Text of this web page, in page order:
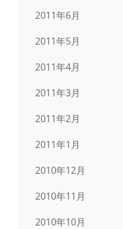
2011年6月
2011年5月
2011年4月
2011年3月
2011年2月
2011年1月
2010年12月
2010年11月
2010年10月